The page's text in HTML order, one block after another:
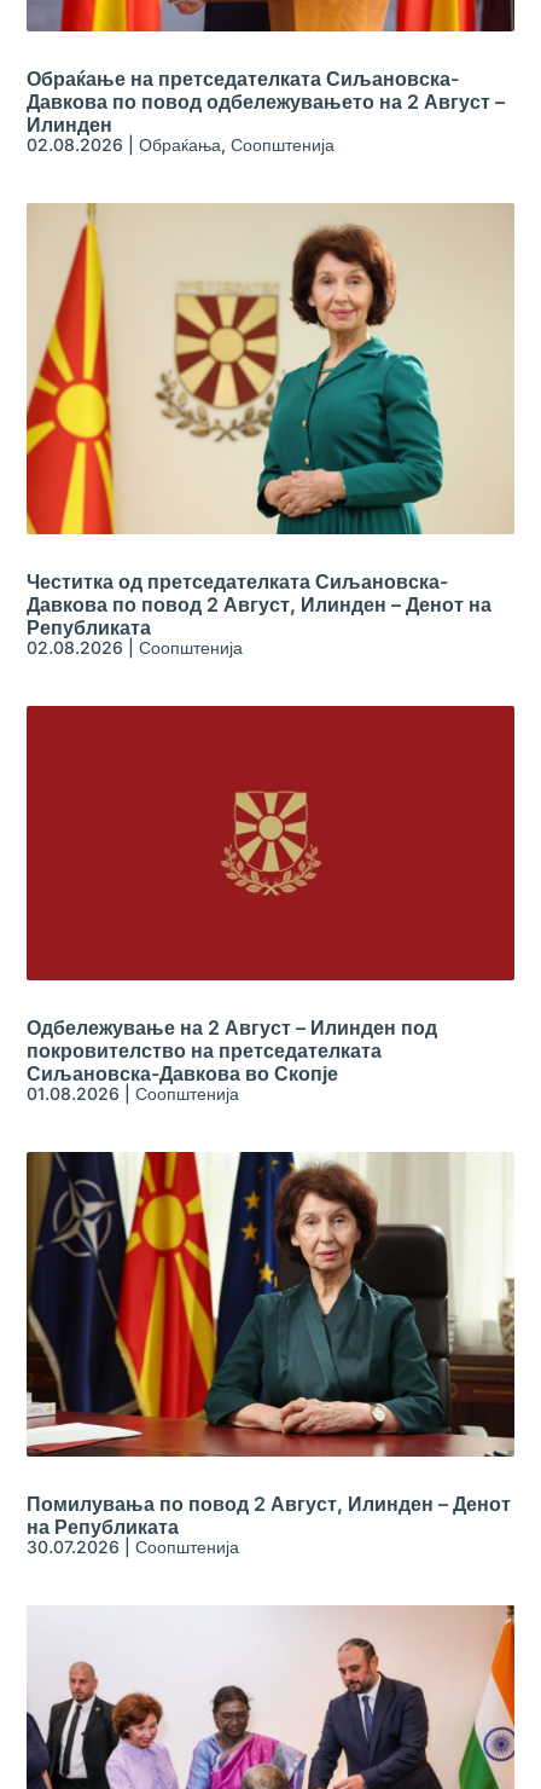
Обраќање на претседателката Сиљановска-
Давкова по повод одбележувањето на 2 Август –
Илинден
02.08.2026 |Обраќања,Соопштенија
Честитка од претседателката Сиљановска-
Давкова по повод 2 Август, Илинден – Денот на
Републиката
02.08.2026 |Соопштенија
Одбележување на 2 Август – Илинден под
покровителство на претседателката
Сиљановска-Давкова во Скопје
01.08.2026 |Соопштенија
Помилувања по повод 2 Август, Илинден – Денот
на Републиката
30.07.2026 |Соопштенија